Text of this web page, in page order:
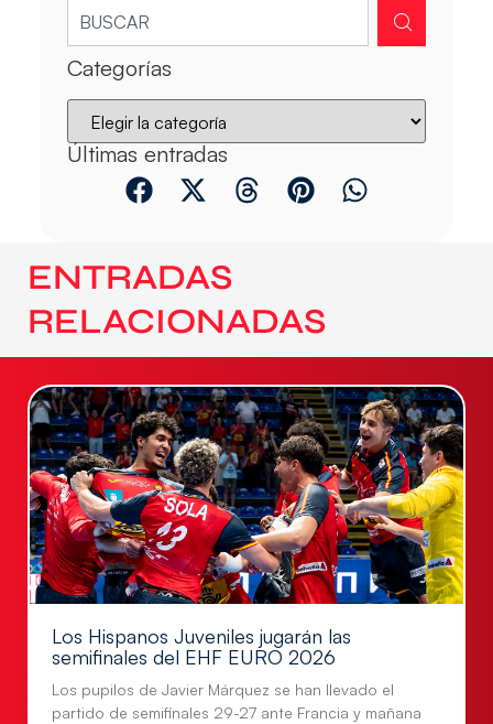
Categorías
Últimas entradas
ENTRADAS
RELACIONADAS
Los Hispanos Juveniles jugarán las
semifinales del EHF EURO 2026
Los pupilos de Javier Márquez se han llevado el
partido de semifinales 29-27 ante Francia y mañana